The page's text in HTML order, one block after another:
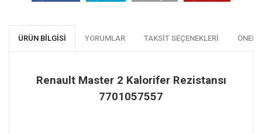
ÜRÜN BILGISI YORUMLAR TAKSIT SEÇENEKLERI
Renault Master 2 Kalorifer Rezistansı
7701057557